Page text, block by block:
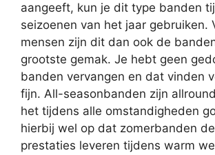
aangeeft, kun je dit type banden
seizoenen van het jaar gebruiken.
mensen zijn dit dan ook de
grootste gemak. Je hebt geen
banden vervangen en dat vinden
fijn. All-seasonbanden zijn
het tijdens alle omstandigheden
hierbij wel op dat zomerbanden
prestaties leveren tijdens warm